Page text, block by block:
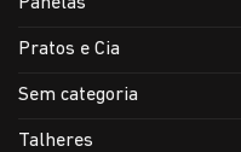
Pratos e Cia
Sem categoria
Talheres